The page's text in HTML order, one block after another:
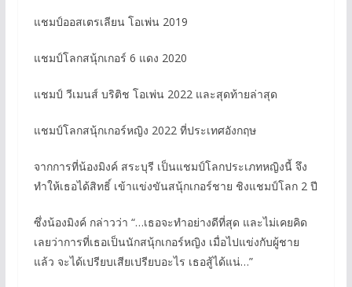
แชมป์ออสเตรเลียน โอเพ่น 2019
แชมป์โลกสนุ้กเกอร์ 6 แดง 2020
แชมป์ วีเมนส์ บริติช โอเพ่น 2022 และสุดท้ายล่าสุด
แชมป์โลกสนุ้กเกอร์หญิง 2022 ที่ประเทศอังกฤษ
จากการที่น้องมิงค์ สระบุรี เป็นแชมป์โลกประเภทหญิงนี้ จึง
ทำให้เธอได้สิทธิ์ เข้าแข่งขันสนุ้กเกอร์ชาย ชิงแชมป์โลก 2 ปี
ซึ่งน้องมิงค์ กล่าวว่า “…เธอจะทำอย่างดีที่สุด และไม่เคยคิด
เลยว่าการที่เธอเป็นนักสนุ้กเกอร์หญิง เมื่อไปแข่งกับผู้ชาย
แล้ว จะได้เปรียบเสียเปรียบอะไร เธอสู้ได้แน่…”